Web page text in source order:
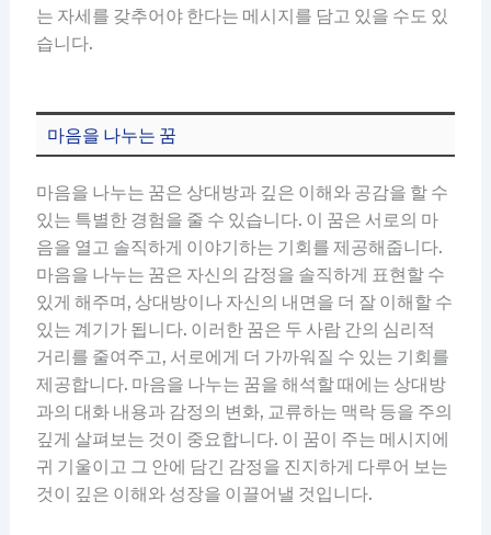
는 자세를 갖추어야 한다는 메시지를 담고 있을 수도 있
습니다.
마음을 나누는 꿈
마음을 나누는 꿈은 상대방과 깊은 이해와 공감을 할 수
있는 특별한 경험을 줄 수 있습니다. 이 꿈은 서로의 마
음을 열고 솔직하게 이야기하는 기회를 제공해줍니다.
마음을 나누는 꿈은 자신의 감정을 솔직하게 표현할 수
있게 해주며, 상대방이나 자신의 내면을 더 잘 이해할 수
있는 계기가 됩니다. 이러한 꿈은 두 사람 간의 심리적
거리를 줄여주고, 서로에게 더 가까워질 수 있는 기회를
제공합니다. 마음을 나누는 꿈을 해석할 때에는 상대방
과의 대화 내용과 감정의 변화, 교류하는 맥락 등을 주의
깊게 살펴보는 것이 중요합니다. 이 꿈이 주는 메시지에
귀 기울이고 그 안에 담긴 감정을 진지하게 다루어 보는
것이 깊은 이해와 성장을 이끌어낼 것입니다.